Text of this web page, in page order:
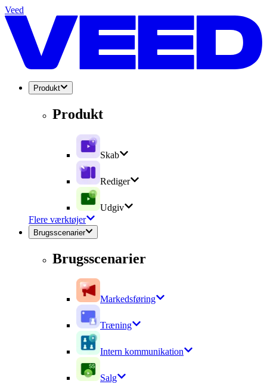
Veed
Produkt
Produkt
Skab
Rediger
Udgiv
Flere værktøjer
Brugsscenarier
Brugsscenarier
Markedsføring
Træning
Intern kommunikation
Salg